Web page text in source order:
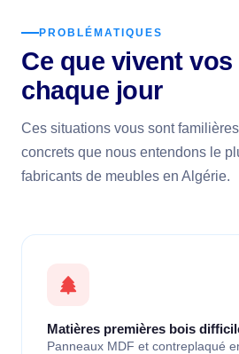
PROBLÉMATIQUES
Ce que vivent
chaque jour
Ces situations vous sont
concrets que nous entendons le
fabricants de meubles en Algérie.
Matières premières bois
Panneaux MDF et contreplaqué